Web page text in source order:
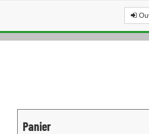
Panier